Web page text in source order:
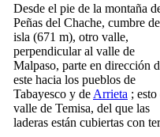
Desde el pie de la montaña
Peñas del Chache, cumbre
isla (671 m), otro valle,
perpendicular al valle de
Malpaso, parte en dirección
este hacia los pueblos de
Tabayesco y de Arrieta ; esto
valle de Temisa, del que las
laderas están cubiertas con